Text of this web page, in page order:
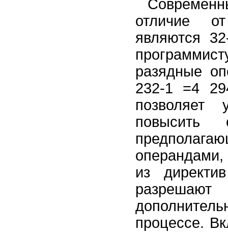
отличие
являются
разядные
232-1 =4
позволяет
повысить
из
процессе.